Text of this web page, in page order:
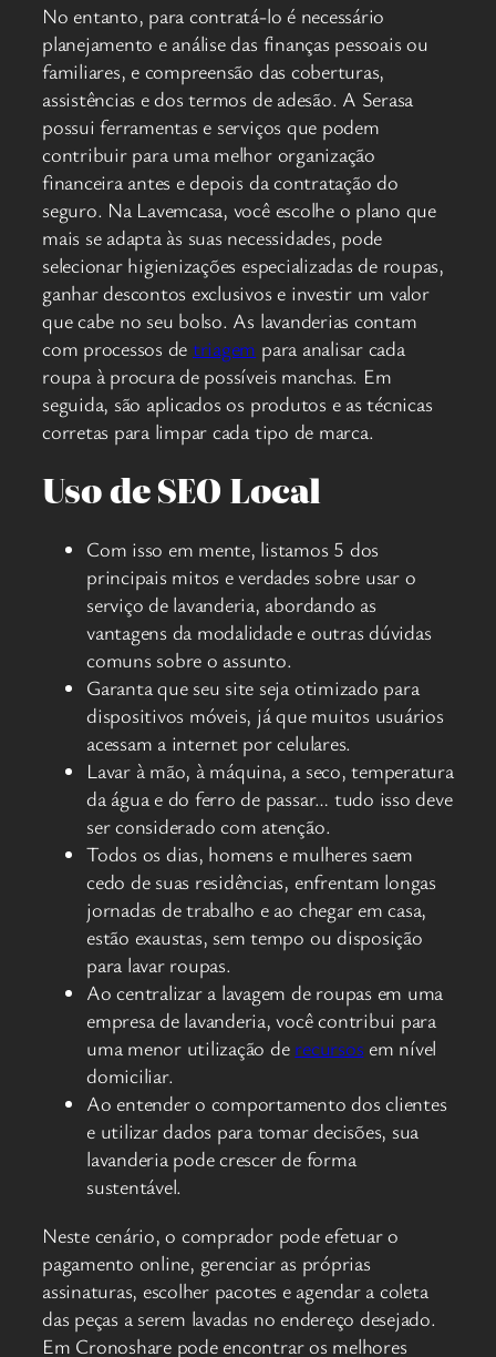
No entanto, para contratá-lo é necessário
planejamento e análise das finanças pessoais ou
familiares, e compreensão das coberturas,
assistências e dos termos de adesão. A Serasa
possui ferramentas e serviços que podem
contribuir para uma melhor organização
financeira antes e depois da contratação do
seguro. Na Lavemcasa, você escolhe o plano que
mais se adapta às suas necessidades, pode
selecionar higienizações especializadas de roupas,
ganhar descontos exclusivos e investir um valor
que cabe no seu bolso. As lavanderias contam
com processos de triagem para analisar cada
roupa à procura de possíveis manchas. Em
seguida, são aplicados os produtos e as técnicas
corretas para limpar cada tipo de marca.
Uso de SEO Local
Com isso em mente, listamos 5 dos
principais mitos e verdades sobre usar o
serviço de lavanderia, abordando as
vantagens da modalidade e outras dúvidas
comuns sobre o assunto.
Garanta que seu site seja otimizado para
dispositivos móveis, já que muitos usuários
acessam a internet por celulares.
Lavar à mão, à máquina, a seco, temperatura
da água e do ferro de passar… tudo isso deve
ser considerado com atenção.
Todos os dias, homens e mulheres saem
cedo de suas residências, enfrentam longas
jornadas de trabalho e ao chegar em casa,
estão exaustas, sem tempo ou disposição
para lavar roupas.
Ao centralizar a lavagem de roupas em uma
empresa de lavanderia, você contribui para
uma menor utilização de recursos em nível
domiciliar.
Ao entender o comportamento dos clientes
e utilizar dados para tomar decisões, sua
lavanderia pode crescer de forma
sustentável.
Neste cenário, o comprador pode efetuar o
pagamento online, gerenciar as próprias
assinaturas, escolher pacotes e agendar a coleta
das peças a serem lavadas no endereço desejado.
Em Cronoshare pode encontrar os melhores